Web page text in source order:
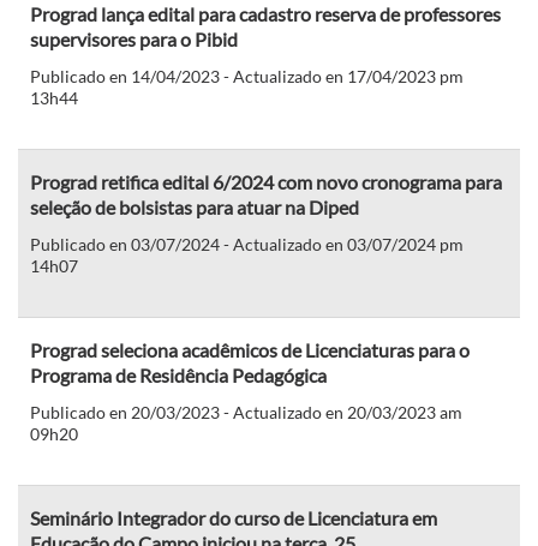
Prograd lança edital para cadastro reserva de professores
supervisores para o Pibid
Publicado en 14/04/2023 - Actualizado en 17/04/2023 pm
13h44
Prograd retifica edital 6/2024 com novo cronograma para
seleção de bolsistas para atuar na Diped
Publicado en 03/07/2024 - Actualizado en 03/07/2024 pm
14h07
Prograd seleciona acadêmicos de Licenciaturas para o
Programa de Residência Pedagógica
Publicado en 20/03/2023 - Actualizado en 20/03/2023 am
09h20
Seminário Integrador do curso de Licenciatura em